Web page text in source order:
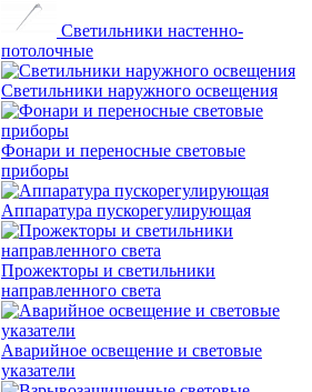
Светильники настенно-
потолочные
Светильники наружного освещения
Фонари и переносные световые
приборы
Аппаратура пускорегулирующая
Прожекторы и светильники
направленного света
Аварийное освещение и световые
указатели